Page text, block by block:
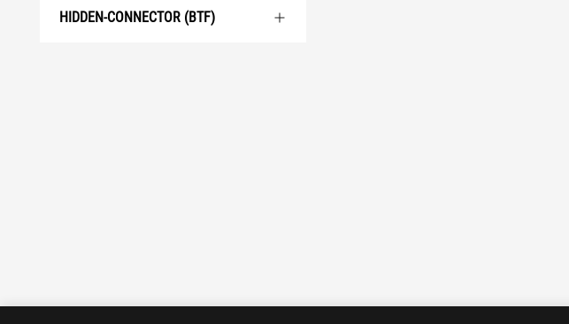
HIDDEN-CONNECTOR (BTF)